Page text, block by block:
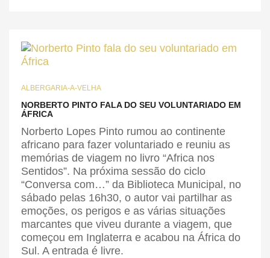
ALBERGARIA-A-VELHA
NORBERTO PINTO FALA DO SEU VOLUNTARIADO EM
ÁFRICA
Norberto Lopes Pinto rumou ao continente
africano para fazer voluntariado e reuniu as
memórias de viagem no livro “Africa nos
Sentidos”. Na próxima sessão do ciclo
“Conversa com…” da Biblioteca Municipal, no
sábado pelas 16h30, o autor vai partilhar as
emoções, os perigos e as várias situações
marcantes que viveu durante a viagem, que
começou em Inglaterra e acabou na África do
Sul. A entrada é livre.